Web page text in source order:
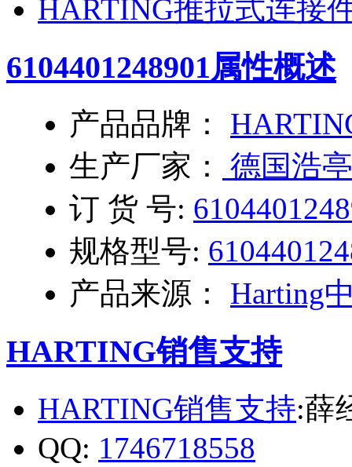
HARTING推拉式连接
6104401248901属性概述
产品品牌：
生产厂家：
德国浩亭
订 货 号:
规格型号:
产品来源：
Harting
HARTING销售支持
HARTING销售支持:薛
QQ: 1746718558